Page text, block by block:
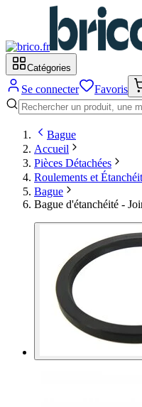
Catégories
Se connecter Favoris
Bague
Accueil
Pièces Détachées
Roulements et
Bague
Bague d'étanchéité -